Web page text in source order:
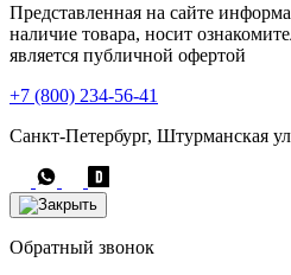
Представленная на сайте
наличие товара, носит
является публичной офертой
+7 (800) 234-56-41
Санкт-Петербург, Штурманская
Обратный звонок